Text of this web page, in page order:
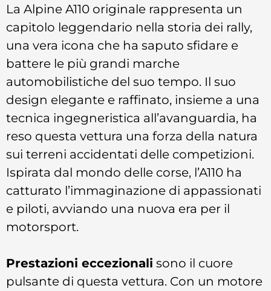
La Alpine A110 originale rappresenta un
capitolo leggendario nella storia dei rally,
una vera icona che ha saputo sfidare e
battere le più grandi marche
automobilistiche del suo tempo. Il suo
design elegante e raffinato, insieme a una
tecnica ingegneristica all’avanguardia, ha
reso questa vettura una forza della natura
sui terreni accidentati delle competizioni.
Ispirata dal mondo delle corse, l’A110 ha
catturato l’immaginazione di appassionati
e piloti, avviando una nuova era per il
motorsport.
Prestazioni eccezionali sono il cuore
pulsante di questa vettura. Con un motore